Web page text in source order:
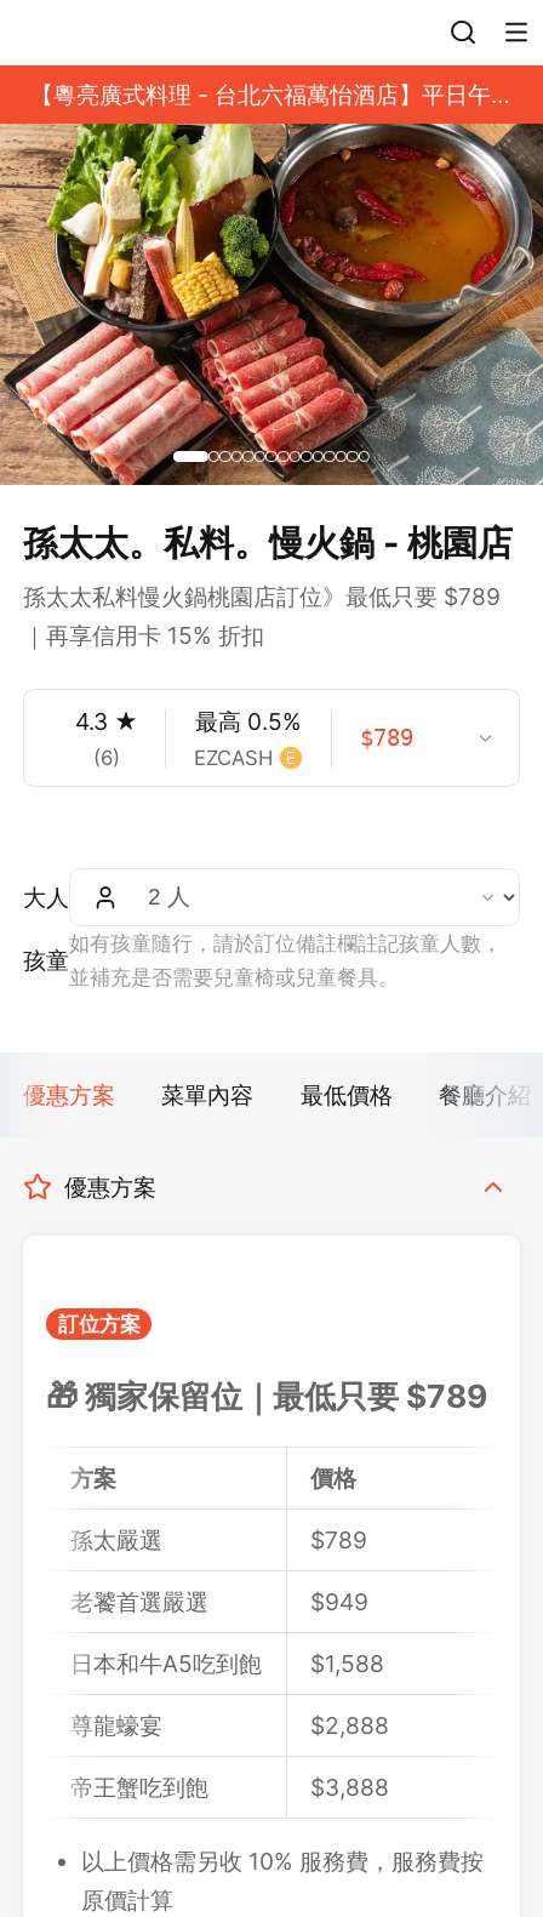
【粵亮廣式料理 - 台北六福萬怡酒店】平日午餐
8 折起｜靓港點套餐
孫太太。私料。慢火鍋 - 桃園店
孫太太私料慢火鍋桃園店訂位》最低只要 $789
｜再享信用卡 15% 折扣
4.3 ★
(6)
最高 0.5%
EZCASH
$789
大人
孩童
如有孩童隨行，請於訂位備註欄註記孩童人數，
並補充是否需要兒童椅或兒童餐具。
優惠方案 菜單內容 最低價格 餐廳介紹
優惠方案
訂位方案
🎁 獨家保留位｜最低只要 $789
方案 價格
孫太嚴選 $789
老饕首選嚴選 $949
日本和牛A5吃到飽 $1,588
尊龍蠔宴 $2,888
帝王蟹吃到飽 $3,888
以上價格需另收 10% 服務費，服務費按
原價計算